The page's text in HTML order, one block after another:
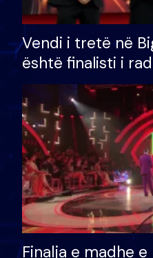
Vendi i tretë në
është finalisti i
Finalja e madhe